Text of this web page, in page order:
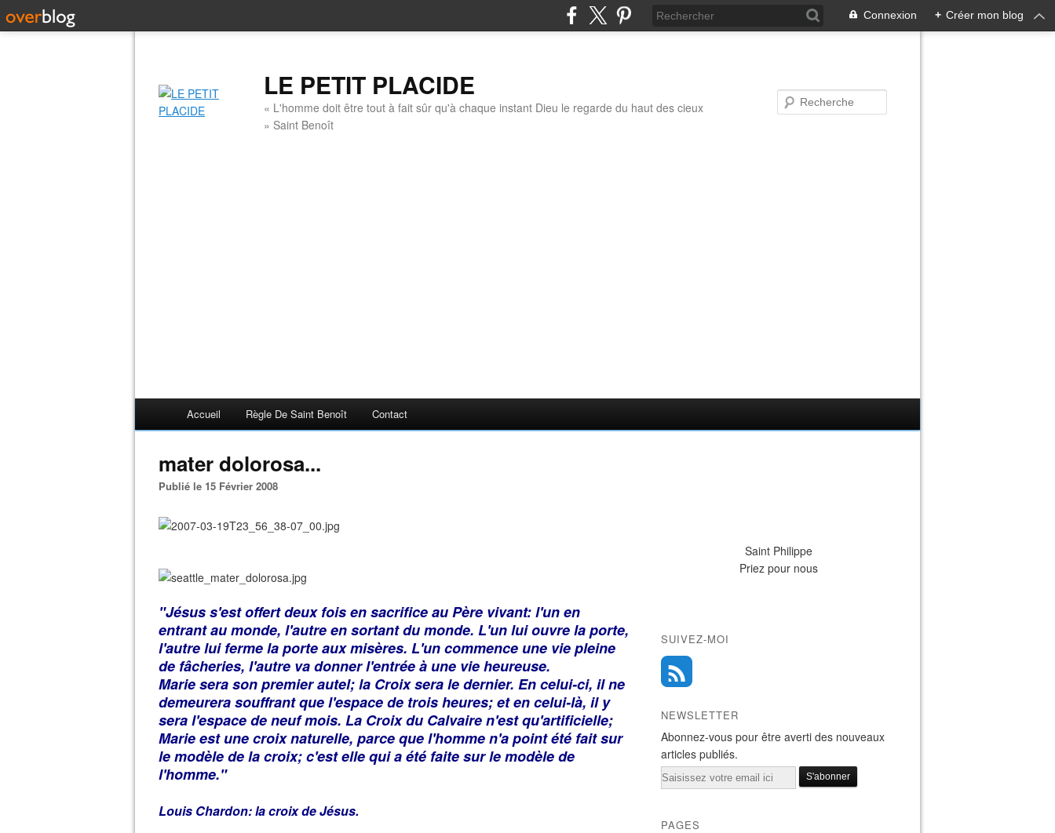
Connexion + Créer mon blog
LE PETIT PLACIDE
« L'homme doit être tout à fait sûr qu'à chaque instant Dieu le regarde du haut des cieux
» Saint Benoît
Accueil Règle De Saint Benoît Contact
mater dolorosa...
Publié le 15 Février 2008
"Jésus s'est offert deux fois en sacrifice au Père vivant: l'un en
entrant au monde, l'autre en sortant du monde. L'un lui ouvre la porte,
l'autre lui ferme la porte aux misères. L'un commence une vie pleine
de fâcheries, l'autre va donner l'entrée à une vie heureuse.
Marie sera son premier autel; la Croix sera le dernier. En celui-ci, il ne
demeurera souffrant que l'espace de trois heures; et en celui-là, il y
sera l'espace de neuf mois. La Croix du Calvaire n'est qu'artificielle;
Marie est une croix naturelle, parce que l'homme n'a point été fait sur
le modèle de la croix; c'est elle qui a été faite sur le modèle de
l'homme."
Louis Chardon: la croix de Jésus.
Saint Philippe
Priez pour nous
SUIVEZ-MOI
NEWSLETTER
Abonnez-vous pour être averti des nouveaux
articles publiés.
Email
PAGES